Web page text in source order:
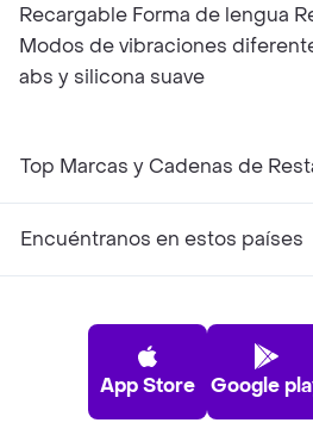
Recargable Forma de lengua
Modos de vibraciones
abs y silicona suave
Top Marcas y Cadenas de
Encuéntranos en estos países
App Store Google